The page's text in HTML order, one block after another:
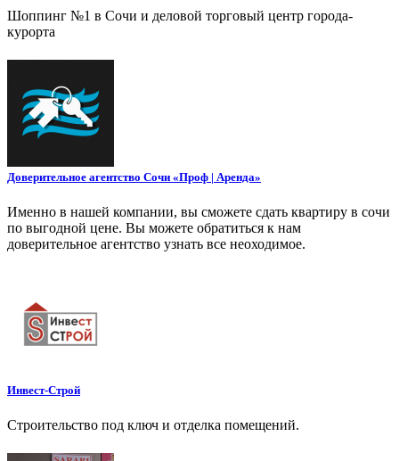
Шоппинг №1 в Сочи и деловой торговый центр города-
курорта
Доверительное агентство Сочи «Проф | Аренда»
Именно в нашей компании, вы сможете сдать квартиру в сочи
по выгодной цене. Вы можете обратиться к нам
доверительное агентство узнать все неоходимое.
Инвест-Строй
Строительство под ключ и отделка помещений.